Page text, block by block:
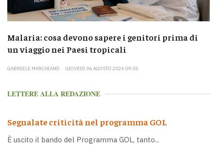
Malaria: cosa devono sapere i genitori prima di
un viaggio nei Paesi tropicali
GABRIELE MARCHIANÒ GIOVEDÌ 06 AGOSTO 2026 09:05
LETTERE ALLA REDAZIONE
Segnalate criticità nel programma GOL
È uscito il bando del Programma GOL, tanto...